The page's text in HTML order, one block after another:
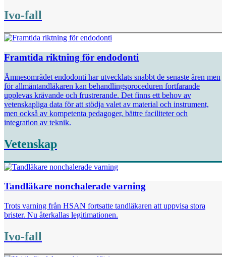
Ivo-fall
Framtida riktning för endodonti
Ämnesområdet endodonti har utvecklats snabbt de senaste åren men
för allmäntandläkaren kan behandlingsproceduren fortfarande
upplevas krävande och frustrerande. Det finns ett behov av
vetenskapliga data för att stödja valet av material och instrument,
men också av kompetenta pedagoger, bättre faciliteter och
integration av teknik.
Vetenskap
Tandläkare nonchalerade varning
Trots varning från HSAN fortsatte tandläkaren att uppvisa stora
brister. Nu återkallas legitimationen.
Ivo-fall